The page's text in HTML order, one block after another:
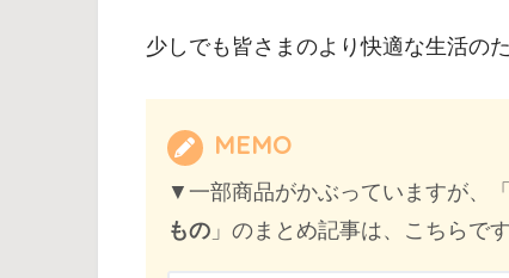
少しでも皆さまのより快適な生活の
MEMO
▼一部商品がかぶっていますが、「
もの」のまとめ記事は、こちらで